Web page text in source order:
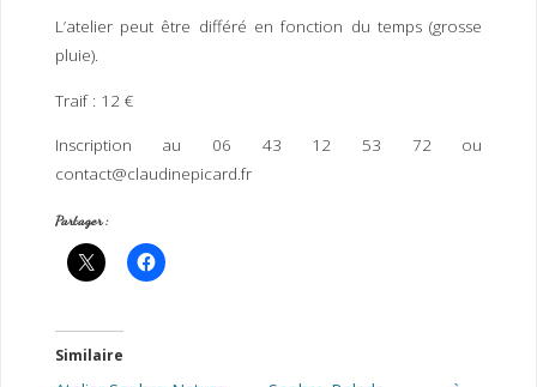
L’atelier peut être différé en fonction du temps (grosse
pluie).
Traif : 12 €
Inscription au 06 43 12 53 72 ou
contact@claudinepicard.fr
Partager :
Similaire